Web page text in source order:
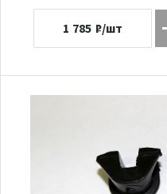
1 785 ₽/шт